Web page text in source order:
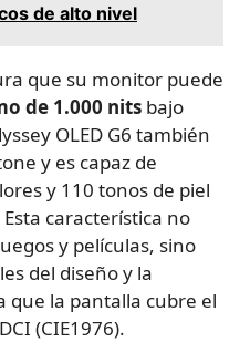
de alto nivel
que su monitor puede
de 1.000 nits bajo
OLED G6 también
y es capaz de
y 110 tonos de piel
característica no
y películas, sino
del diseño y la
que la pantalla cubre el
(CIE1976).